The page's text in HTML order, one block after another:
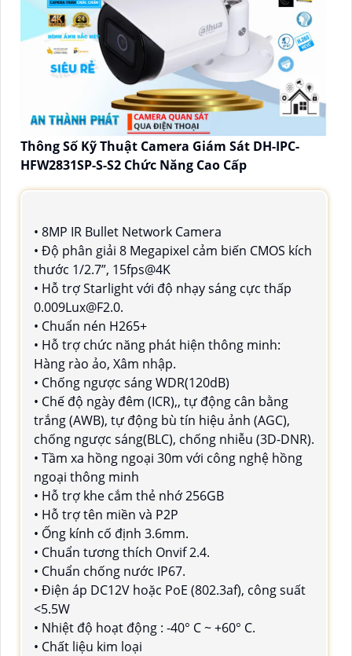
Thông Số Kỹ Thuật Camera Giám Sát DH-IPC-
HFW2831SP-S-S2 Chức Năng Cao Cấp
• 8MP IR Bullet Network Camera
• Độ phân giải 8 Megapixel cảm biến CMOS kích
thước 1/2.7”, 15fps@4K
• Hỗ trợ Starlight với độ nhạy sáng cực thấp
0.009Lux@F2.0.
• Chuẩn nén H265+
• Hỗ trợ chức năng phát hiện thông minh:
Hàng rào ảo, Xâm nhập.
• Chống ngược sáng WDR(120dB)
• Chế độ ngày đêm (ICR),, tự động cân bằng
trắng (AWB), tự động bù tín hiệu ảnh (AGC),
chống ngược sáng(BLC), chống nhiễu (3D-DNR).
• Tầm xa hồng ngoại 30m với công nghệ hồng
ngoại thông minh
• Hỗ trợ khe cắm thẻ nhớ 256GB
• Hỗ trợ tên miền và P2P
• Ống kính cố định 3.6mm.
• Chuẩn tương thích Onvif 2.4.
• Chuẩn chống nước IP67.
• Điện áp DC12V hoặc PoE (802.3af), công suất
<5.5W
• Nhiệt độ hoạt động : -40° C ~ +60° C.
• Chất liệu kim loại